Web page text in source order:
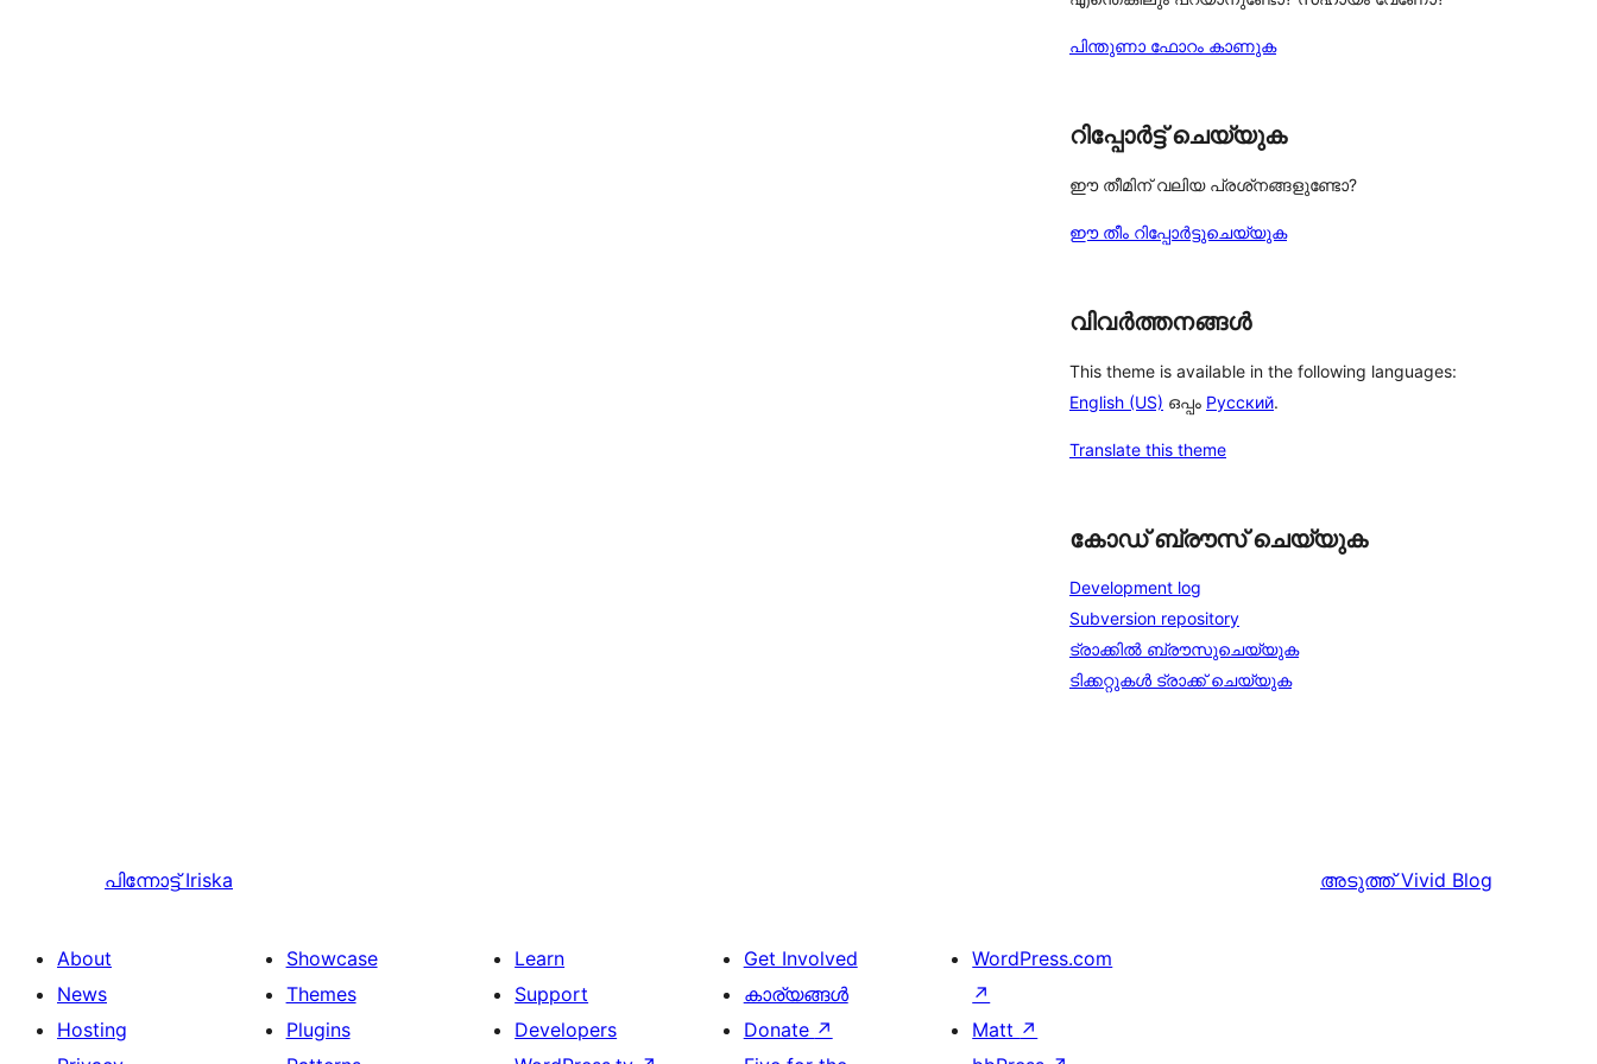
പിന്തുണാ ഫോറം കാണുക
റിപ്പോർട്ട് ചെയ്യുക
ഈ തീമിന് വലിയ പ്രശ്‌നങ്ങളുണ്ടോ?
ഈ തീം റിപ്പോർട്ടുചെയ്യുക
വിവർത്തനങ്ങൾ
This theme is available in the following languages:
English (US) ഒപ്പം Русский.
Translate this theme
കോഡ് ബ്രൗസ് ചെയ്യുക
Development log
Subversion repository
ട്രാക്കിൽ ബ്രൗസുചെയ്യുക
ടിക്കറ്റുകൾ ട്രാക്ക് ചെയ്യുക
പിന്നോട്ട് Iriska അടുത്ത്Vivid Blog
About
News
Hosting
Showcase
Themes
Plugins
Learn
Support
Developers
Get Involved
കാര്യങ്ങള്‍
Donate ↗
WordPress.com
↗
Matt ↗